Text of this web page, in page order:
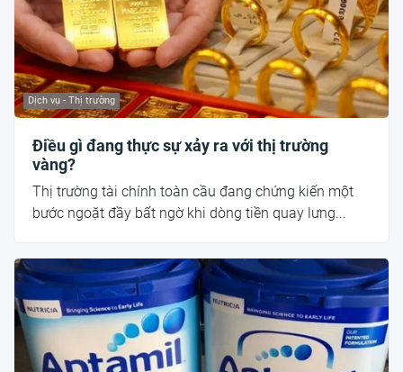
Dịch vụ - Thị trường
Điều gì đang thực sự xảy ra với thị trường
vàng?
Thị trường tài chính toàn cầu đang chứng kiến một
bước ngoặt đầy bất ngờ khi dòng tiền quay lưng...